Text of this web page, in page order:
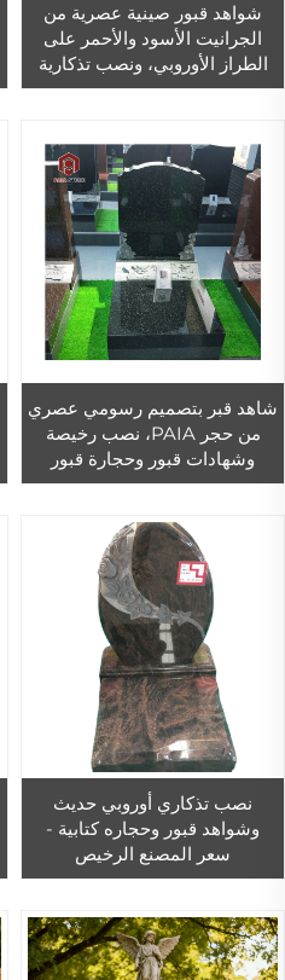
شواهد قبور صينية عصرية من
الجرانيت الأسود والأحمر على
الطراز الأوروبي، ونصب تذكارية
منقوشة بلون أحمر - نصب
شاهد قبر بتصميم رسومي عصري
من حجر PAIA، نصب رخيصة
وشهادات قبور وحجارة قبور
سوداء وحمراء للفنادق الأوروبية
نصب تذكاري أوروبي حديث
وشواهد قبور وحجاره كتابية -
سعر المصنع الرخيص